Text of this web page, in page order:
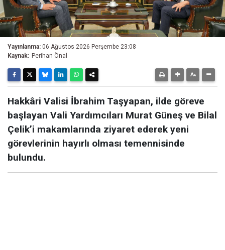
Yayınlanma: 06 Ağustos 2026 Perşembe 23:08
Kaynak: Perihan Önal
Hakkâri Valisi İbrahim Taşyapan, ilde göreve
başlayan Vali Yardımcıları Murat Güneş ve Bilal
Çelik’i makamlarında ziyaret ederek yeni
görevlerinin hayırlı olması temennisinde
bulundu.